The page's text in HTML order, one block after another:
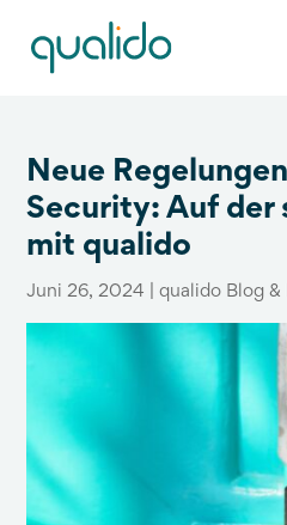
Neue
Security: Auf der
mit qualido
Juni 26, 2024 |qualido Blog &